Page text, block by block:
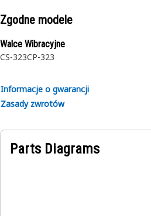
Zgodne modele
Walce Wibracyjne
CS-323CP-323
Informacje o gwarancji
Zasady zwrotów
Parts Diagrams